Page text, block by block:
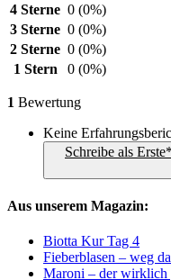
4 Sterne 0 (0%)
3 Sterne 0 (0%)
2 Sterne 0 (0%)
1 Stern
0 (0%)
1 Bewertung
Keine
Schreibe als
Aus unserem Magazin:
Biotta Kur Tag 4
Fieberblasen – weg
Maroni – der wirklich